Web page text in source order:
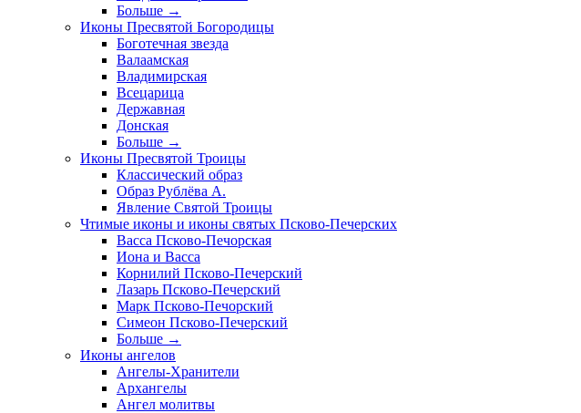
Больше →
Иконы Пресвятой Богородицы
Боготечная звезда
Валаамская
Владимирская
Всецарица
Державная
Донская
Больше →
Иконы Пресвятой Троицы
Классический образ
Образ Рублёва А.
Явление Святой Троицы
Чтимые иконы и иконы святых Псково-Печерских
Васса Псково-Печорская
Иона и Васса
Корнилий Псково-Печерский
Лазарь Псково-Печерский
Марк Псково-Печорский
Симеон Псково-Печерский
Больше →
Иконы ангелов
Ангелы-Хранители
Архангелы
Ангел молитвы